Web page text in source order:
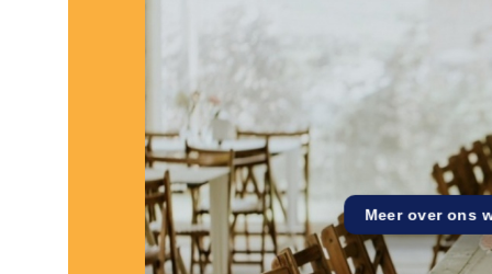
Meer over ons